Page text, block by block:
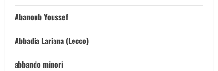
Abanoub Youssef
Abbadia Lariana (Lecco)
abbando minori